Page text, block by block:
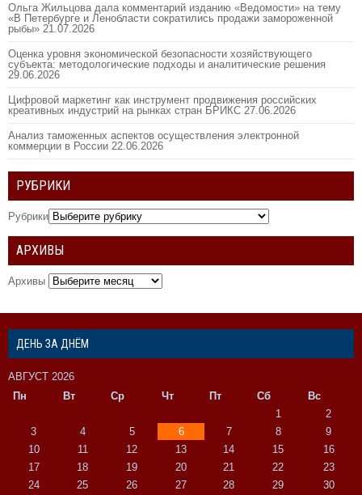
Ольга Жильцова дала комментарий изданию «Ведомости» на тему
«В Петербурге и Ленобласти сократились продажи замороженной
рыбы» 21.07.2026
Оценка уровня экономической безопасности хозяйствующего
субъекта: методологические подходы и аналитические решения
29.06.2026
Цифровой маркетинг как инструмент продвижения российских
креативных индустрий на рынках стран БРИКС 27.06.2026
Анализ таможенных аспектов осуществления электронной
коммерции в России 22.06.2026
РУБРИКИ
Рубрики
АРХИВЫ
Архивы
ДЕНЬ ЗА ДНЁМ
АВГУСТ 2026
Пн
Вт Ср Чт Пт Сб
Вс
1
2
3
4 5 6 7 8
9
10
11 12 13 14 15
16
17
18 19 20 21 22
23
24
25 26 27 28 29
30